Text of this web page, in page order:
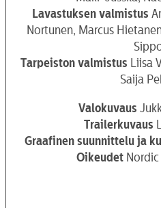
Lavastuksen valmistus
Nortunen, Marcus
Tarpeiston valmistus
Liisa
Saija
Valokuvaus
Trailerkuvaus
Graafinen suunnittelu ja
OikeudetNordic